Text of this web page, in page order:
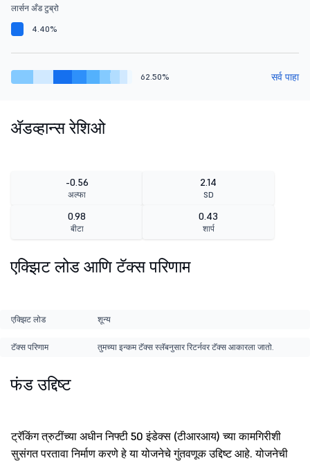
लार्सन अँड टुब्रो
4.40%
62.50% सर्व पाहा
ॲडव्हान्स रेशिओ
-0.56
अल्फा
2.14
SD
0.98
बीटा
0.43
शार्प
एक्झिट लोड आणि टॅक्स परिणाम
एक्झिट लोड शून्य
टॅक्स परिणाम तुमच्या इन्कम टॅक्स स्लॅबनुसार रिटर्नवर टॅक्स आकारला जातो.
फंड उद्दिष्ट
ट्रॅकिंग त्रुटींच्या अधीन निफ्टी 50 इंडेक्स (टीआरआय) च्या कामगिरीशी
सुसंगत परतावा निर्माण करणे हे या योजनेचे गुंतवणूक उद्दिष्ट आहे. योजनेची